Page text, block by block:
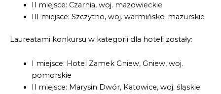
II miejsce: Czarnia, woj. mazowieckie
III miejsce: Szczytno, woj. warmińsko-mazurskie
Laureatami konkursu w kategorii dla hoteli zostały:
I miejsce: Hotel Zamek Gniew, Gniew, woj.
pomorskie
II miejsce: Marysin Dwór, Katowice, woj. śląskie